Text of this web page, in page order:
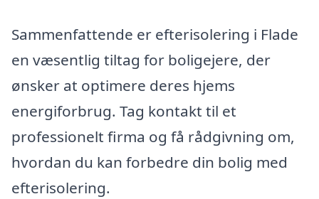
Sammenfattende er efterisolering i Flade
en væsentlig tiltag for boligejere, der
ønsker at optimere deres hjems
energiforbrug. Tag kontakt til et
professionelt firma og få rådgivning om,
hvordan du kan forbedre din bolig med
efterisolering.